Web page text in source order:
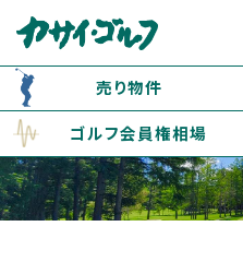
売り物件
ゴルフ会員権相場